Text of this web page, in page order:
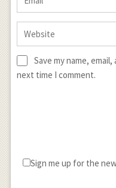
Save my name,
next time I comment.
Sign me up for the